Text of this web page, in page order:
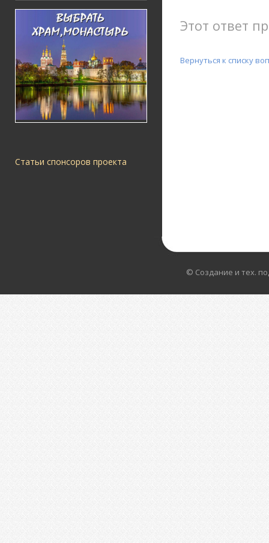
Статьи спонсоров проекта
Этот ответ
Вернуться к списку
© Создание и тех.